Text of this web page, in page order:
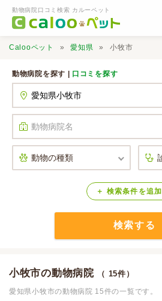
動物病院口コミ検索 カルーペット
口コミ検索
Calooペットとは？
Calooペット 愛知県 小牧市
動物病院を探す | 口コミを探す
検索条件 を追加
検索する
小牧市の動物病院 （ 15件）
愛知県小牧市の動物病院 15件の一覧です。